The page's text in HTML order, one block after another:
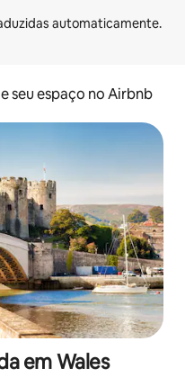
seu espaço no Airbnb
em Wales